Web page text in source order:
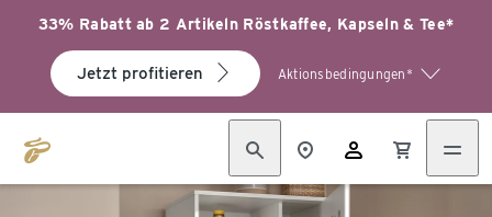
33% Rabatt ab 2 Artikeln Röstkaffee, Kapseln & Tee*
Jetzt profitieren Aktionsbedingungen*